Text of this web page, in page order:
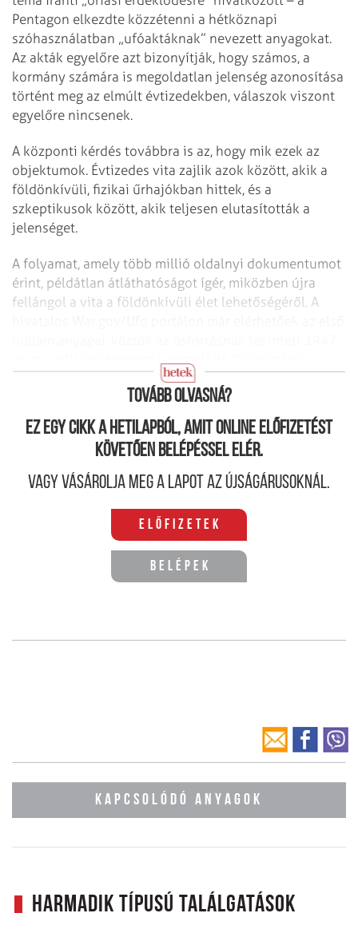
Pentagon elkezdte közzétenni a hétköznapi
szóhasználatban „ufóaktáknak” nevezett anyagokat.
Az akták egyelőre azt bizonyítják, hogy számos, a
kormány számára is megoldatlan jelenség azonosítása
történt meg az elmúlt évtizedekben, válaszok viszont
egyelőre nincsenek.
A központi kérdés továbbra is az, hogy mik ezek az
objektumok. Évtizedes vita zajlik azok között, akik a
földönkívüli, fizikai űrhajókban hittek, és a
szkeptikusok között, akik teljesen elutasították a
jelenséget.
A folyamat, amely több millió oldalnyi dokumentumot
érint, példátlan átláthatóságot ígér, miközben újra
fellángol a vita a földönkívüli élet lehetőségéről. A
továbbá NASA-felvételek és bizarr FBI-jegyzőkönyvek.
Tovább olvasná?
Ez egy cikk a hetilapból, amit online előfizetést
követően belépéssel elér.
Vagy vásárolja meg a lapot az újságárusoknál.
Előfizetek
Belépek
KAPCSOLÓDÓ ANYAGOK
Harmadik típusú találgatások